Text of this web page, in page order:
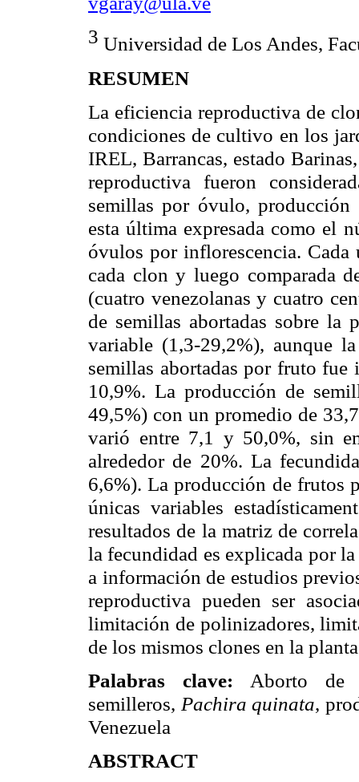
3 Universidad de Los Andes,
RESUMEN
La eficiencia reproductiva de
condiciones de cultivo en los
IREL, Barrancas, estado
reproductiva fueron
semillas por óvulo,
esta última expresada como el
óvulos por inflorescencia. Cada
cada clon y luego comparada
(cuatro venezolanas y cuatro
de semillas abortadas sobre la
variable (1,3-29,2%), aunque
semillas abortadas por fruto
10,9%. La producción de
49,5%) con un promedio de
varió entre 7,1 y 50,0%, sin
alrededor de 20%. La
6,6%). La producción de frutos
únicas variables
resultados de la matriz de
la fecundidad es explicada por
a información de estudios
reproductiva pueden ser
limitación de polinizadores,
de los mismos clones en la
Palabras clave: Aborto de
semilleros, Pachira quinata,
Venezuela
ABSTRACT